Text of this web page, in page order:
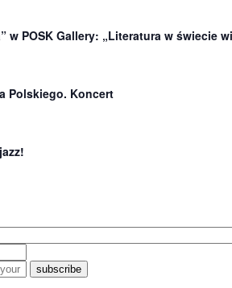
w POSK Gallery: „Literatura w świecie
Polskiego. Koncert